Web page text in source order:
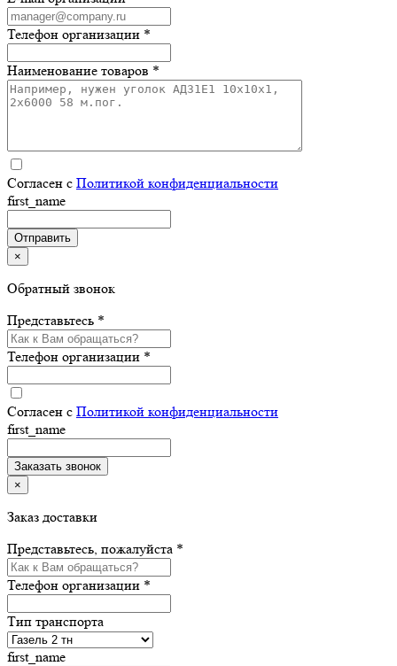
Телефон организации *
Наименование товаров *
Согласен с Политикой конфиденциальности
first_name
×
Обратный звонок
Представьтесь *
Телефон организации *
Согласен с Политикой конфиденциальности
first_name
×
Заказ доставки
Представьтесь, пожалуйста *
Телефон организации *
Тип транспорта
first_name